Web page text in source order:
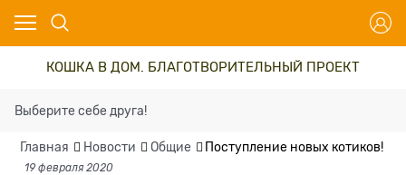
КОШКА В ДОМ. БЛАГОТВОРИТЕЛЬНЫЙ ПРОЕКТ
Выберите себе друга!
Главная Новости Общие Поступление новых котиков!
19 февраля 2020